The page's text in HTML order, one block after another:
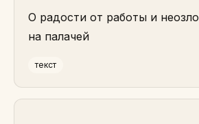
О радости от работы и
на палачей
текст